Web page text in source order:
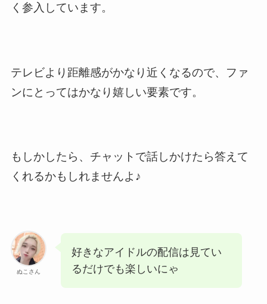
く参入しています。
テレビより距離感がかなり近くなるので、ファ
ンにとってはかなり嬉しい要素です。
もしかしたら、チャットで話しかけたら答えて
くれるかもしれませんよ♪
ぬこさん
好きなアイドルの配信は見てい
るだけでも楽しいにゃ